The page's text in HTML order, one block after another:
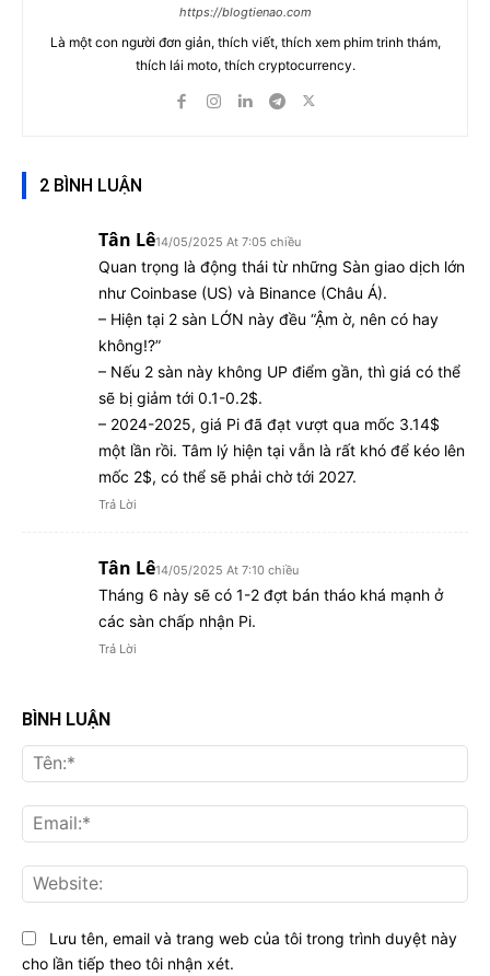
https://blogtienao.com
Là một con người đơn giản, thích viết, thích xem phim trinh thám,
thích lái moto, thích cryptocurrency.
2 BÌNH LUẬN
Tân Lê14/05/2025 At 7:05 chiều
Quan trọng là động thái từ những Sàn giao dịch lớn
như Coinbase (US) và Binance (Châu Á).
– Hiện tại 2 sàn LỚN này đều “Ậm ờ, nên có hay
không!?”
– Nếu 2 sàn này không UP điểm gần, thì giá có thể
sẽ bị giảm tới 0.1-0.2$.
– 2024-2025, giá Pi đã đạt vượt qua mốc 3.14$
một lần rồi. Tâm lý hiện tại vẫn là rất khó để kéo lên
mốc 2$, có thể sẽ phải chờ tới 2027.
Trả Lời
Tân Lê14/05/2025 At 7:10 chiều
Tháng 6 này sẽ có 1-2 đợt bán tháo khá mạnh ở
các sàn chấp nhận Pi.
Trả Lời
BÌNH LUẬN
Lưu tên, email và trang web của tôi trong trình duyệt này
cho lần tiếp theo tôi nhận xét.